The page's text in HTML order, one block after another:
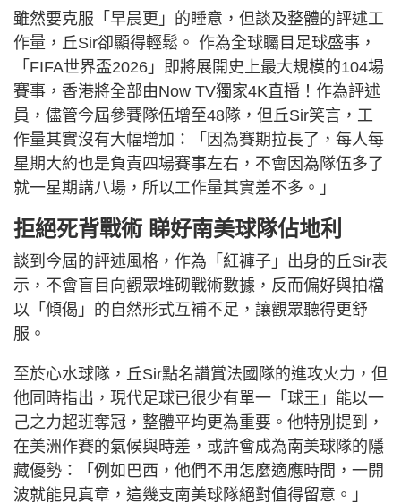
雖然要克服「早晨更」的睡意，但談及整體的評述工
作量，丘Sir卻顯得輕鬆。 作為全球矚目足球盛事，
「FIFA世界盃2026」即將展開史上最大規模的104場
賽事，香港將全部由Now TV獨家4K直播！作為評述
員，儘管今屆參賽隊伍增至48隊，但丘Sir笑言，工
作量其實沒有大幅增加：「因為賽期拉長了，每人每
星期大約也是負責四場賽事左右，不會因為隊伍多了
就一星期講八場，所以工作量其實差不多。」
拒絕死背戰術 睇好南美球隊佔地利
談到今屆的評述風格，作為「紅褲子」出身的丘Sir表
示，不會盲目向觀眾堆砌戰術數據，反而偏好與拍檔
以「傾偈」的自然形式互補不足，讓觀眾聽得更舒
服。
至於心水球隊，丘Sir點名讚賞法國隊的進攻火力，但
他同時指出，現代足球已很少有單一「球王」能以一
己之力超班奪冠，整體平均更為重要。他特別提到，
在美洲作賽的氣候與時差，或許會成為南美球隊的隱
藏優勢：「例如巴西，他們不用怎麼適應時間，一開
波就能見真章，這幾支南美球隊絕對值得留意。」